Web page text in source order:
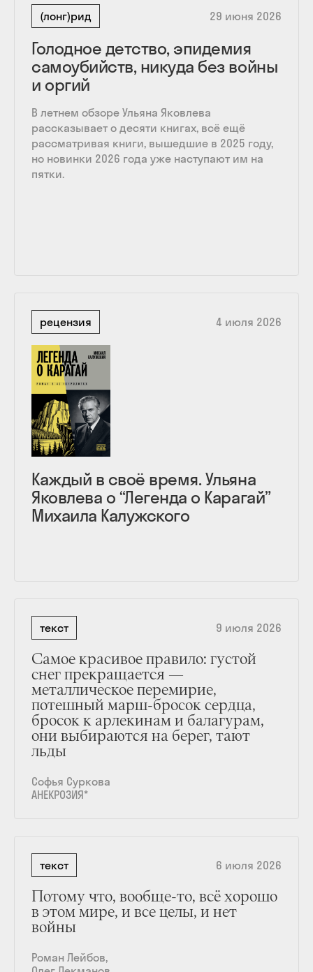
(лонг)рид 29 июня 2026
Голодное детство, эпидемия
самоубийств, никуда без войны
и оргий
В летнем обзоре Ульяна Яковлева
рассказывает о десяти книгах, всё ещё
рассматривая книги, вышедшие в 2025 году,
но новинки 2026 года уже наступают им на
пятки.
рецензия 4 июля 2026
Каждый в своё время. Ульяна
Яковлева о “Легенда о Карагай”
Михаила Калужского
текст 9 июля 2026
Самое красивое правило: густой
снег прекращается —
металлическое перемирие,
потешный марш-бросок сердца,
бросок к арлекинам и балагурам,
они выбираются на берег, тают
льды
Софья Суркова
АНЕКРОЗИЯ*
текст 6 июля 2026
Потому что, вообще-то, всё хорошо
в этом мире, и все целы, и нет
войны
Роман Лейбов